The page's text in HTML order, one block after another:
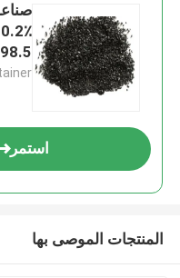
98.5٪ كحد أدنى
استمر
المنتجات الموصى بها